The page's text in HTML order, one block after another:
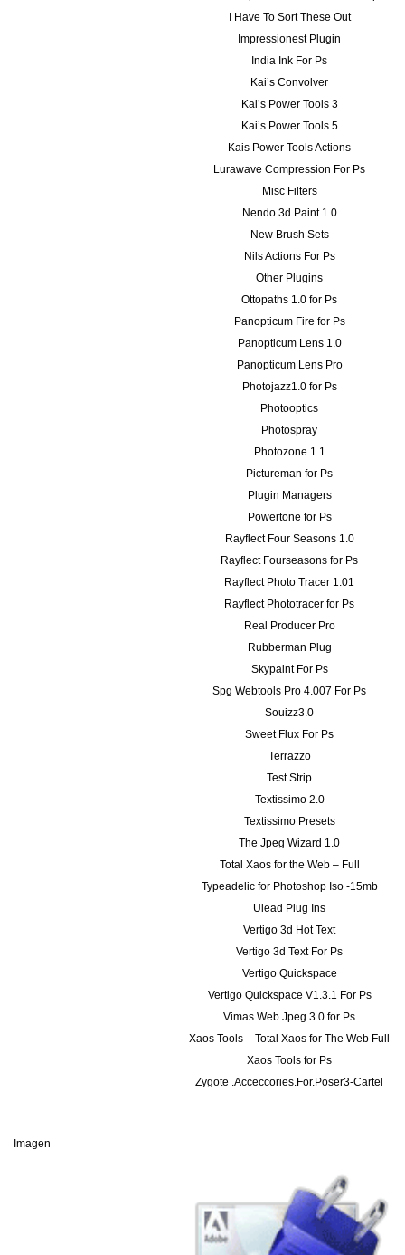
I Have To Sort These Out
Impressionest Plugin
India Ink For Ps
Kai’s Convolver
Kai’s Power Tools 3
Kai’s Power Tools 5
Kais Power Tools Actions
Lurawave Compression For Ps
Misc Filters
Nendo 3d Paint 1.0
New Brush Sets
Nils Actions For Ps
Other Plugins
Ottopaths 1.0 for Ps
Panopticum Fire for Ps
Panopticum Lens 1.0
Panopticum Lens Pro
Photojazz1.0 for Ps
Photooptics
Photospray
Photozone 1.1
Pictureman for Ps
Plugin Managers
Powertone for Ps
Rayflect Four Seasons 1.0
Rayflect Fourseasons for Ps
Rayflect Photo Tracer 1.01
Rayflect Phototracer for Ps
Real Producer Pro
Rubberman Plug
Skypaint For Ps
Spg Webtools Pro 4.007 For Ps
Souizz3.0
Sweet Flux For Ps
Terrazzo
Test Strip
Textissimo 2.0
Textissimo Presets
The Jpeg Wizard 1.0
Total Xaos for the Web – Full
Typeadelic for Photoshop Iso -15mb
Ulead Plug Ins
Vertigo 3d Hot Text
Vertigo 3d Text For Ps
Vertigo Quickspace
Vertigo Quickspace V1.3.1 For Ps
Vimas Web Jpeg 3.0 for Ps
Xaos Tools – Total Xaos for The Web Full
Xaos Tools for Ps
Zygote .Acceccories.For.Poser3-Cartel
Imagen